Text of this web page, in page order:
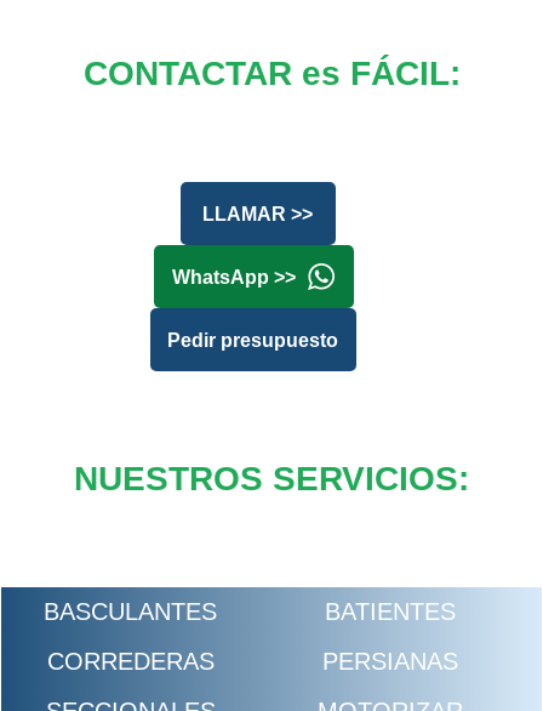
CONTACTAR es FÁCIL:
LLAMAR >>
WhatsApp >>
Pedir presupuesto
NUESTROS SERVICIOS:
BASCULANTES
BATIENTES
CORREDERAS
PERSIANAS